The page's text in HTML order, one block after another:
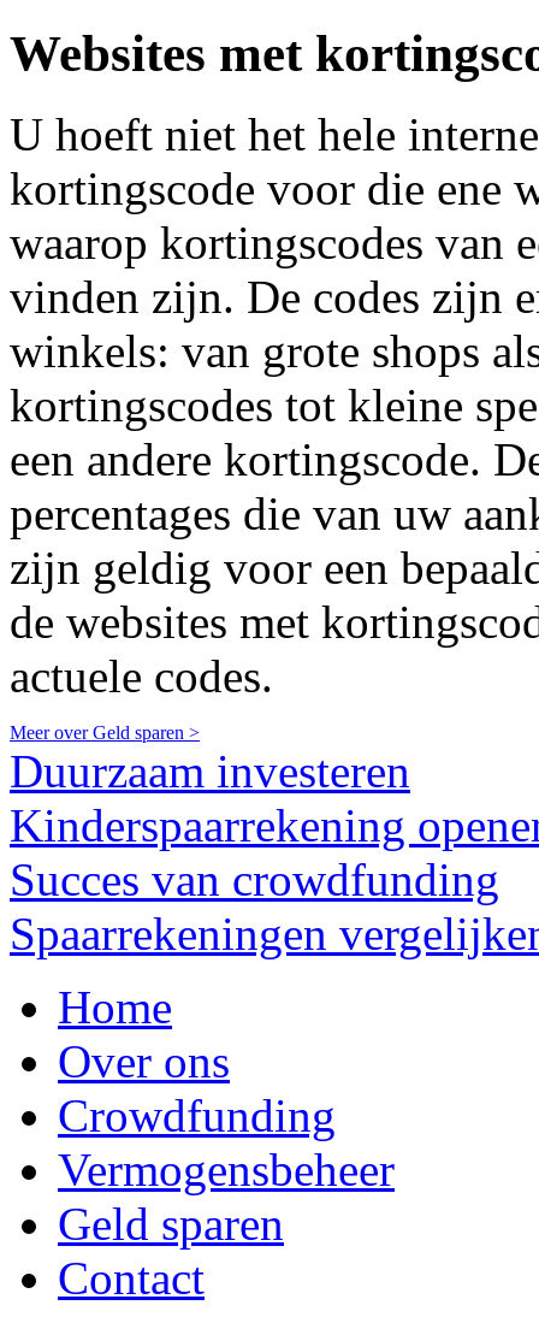
Websites met
U hoeft niet het hele
kortingscode voor die ene
waarop kortingscodes van
vinden zijn. De codes zijn
winkels: van grote shops
kortingscodes tot kleine
een andere kortingscode.
percentages die van uw
zijn geldig voor een
de websites met
actuele codes.
Meer over Geld sparen >
Duurzaam investeren
Kinderspaarrekening
Succes van crowdfunding
Spaarrekeningen
Home
Over ons
Crowdfunding
Vermogensbeheer
Geld sparen
Contact